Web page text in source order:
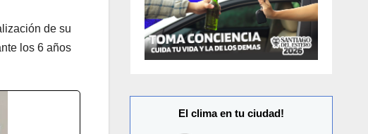
de su
los 6 años
El clima en tu ciudad!